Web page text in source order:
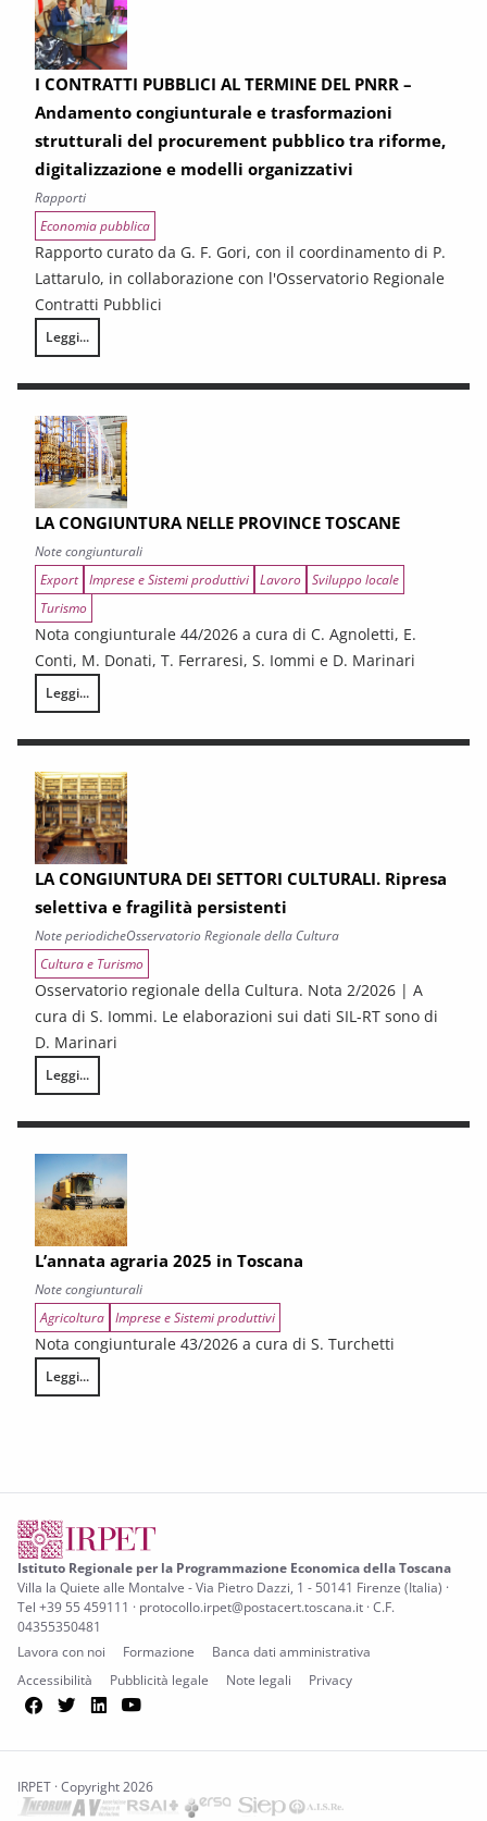
I CONTRATTI PUBBLICI AL TERMINE DEL PNRR –
Andamento congiunturale e trasformazioni
strutturali del procurement pubblico tra riforme,
digitalizzazione e modelli organizzativi
Rapporti
Economia pubblica
Rapporto curato da G. F. Gori, con il coordinamento di P.
Lattarulo, in collaborazione con l'Osservatorio Regionale
Contratti Pubblici
Leggi...
I CONTRATTI PUBBLICI AL TERMINE DEL PNRR – Andamento
LA CONGIUNTURA NELLE PROVINCE TOSCANE
Note congiunturali
Export Imprese e Sistemi produttivi Lavoro Sviluppo locale
Turismo
Nota congiunturale 44/2026 a cura di C. Agnoletti, E.
Conti, M. Donati, T. Ferraresi, S. Iommi e D. Marinari
Leggi...
LA CONGIUNTURA NELLE PROVINCE TOSCANE
LA CONGIUNTURA DEI SETTORI CULTURALI. Ripresa
selettiva e fragilità persistenti
Note periodicheOsservatorio Regionale della Cultura
Cultura e Turismo
Osservatorio regionale della Cultura. Nota 2/2026 | A
cura di S. Iommi. Le elaborazioni sui dati SIL-RT sono di
D. Marinari
Leggi...
LA CONGIUNTURA DEI SETTORI CULTURALI. Ripresa selettiva e
L’annata agraria 2025 in Toscana
Note congiunturali
Agricoltura Imprese e Sistemi produttivi
Nota congiunturale 43/2026 a cura di S. Turchetti
Leggi...
L’annata agraria 2025 in Toscana
Istituto Regionale per la Programmazione Economica della Toscana
Villa la Quiete alle Montalve - Via Pietro Dazzi, 1 - 50141 Firenze (Italia) ·
Tel +39 55 459111 · protocollo.irpet@postacert.toscana.it · C.F.
04355350481
Lavora con noi
Formazione
Banca dati amministrativa
Accessibilità
Pubblicità legale Note legali Privacy
Facebook
TwitterLinkedIn
IRPET · Copyright 2026